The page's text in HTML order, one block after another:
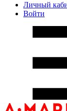
Личный
Войти